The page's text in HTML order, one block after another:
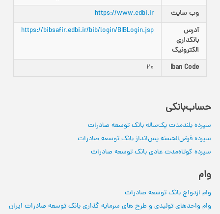
وب سایت
https://www.edbi.ir
آدرس
بانکداری‌
الکترونیک
https://bibsafir.edbi.ir/bib/login/BIBLogin.jsp
Iban Code
20
حساب‌بانکی
سپرده بلندمدت یک‌ساله بانک توسعه صادرات
سپرده قرض‌الحسنه پس‌انداز بانک توسعه صادرات
سپرده کوتاه‌مدت عادی بانک توسعه صادرات
وام
وام ازدواج بانک توسعه صادرات
وام واحدهای تولیدی و طرح های سرمایه گذاری بانک توسعه صادرات ایران